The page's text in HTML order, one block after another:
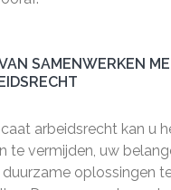
SAMENWERKEN
arbeidsrecht kan u
te vermijden, uw
oplossingen